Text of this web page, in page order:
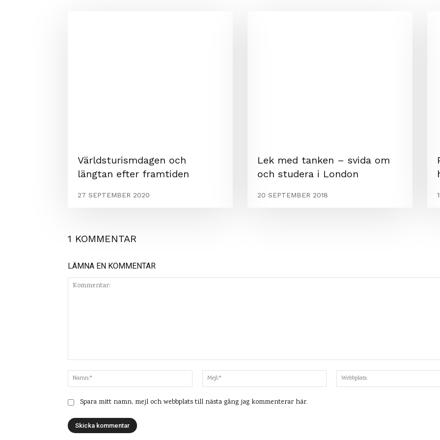
Världsturismdagen och
längtan efter framtiden
27 SEPTEMBER 2020
Lek med tanken – svida om
och studera i London
20 SEPTEMBER 2018
1 KOMMENTAR
LÄMNA EN KOMMENTAR
Namn:*
Mejl:*
Spara mitt namn, mejl och webbplats till nästa gång jag kommenterar här.